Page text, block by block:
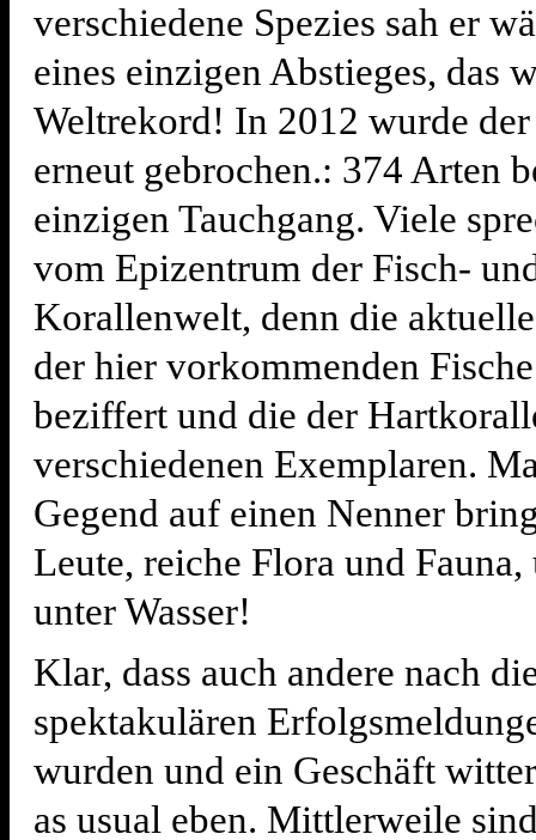
verschiedene Spezies sah er
eines einzigen Abstieges, das
Weltrekord! In 2012 wurde
erneut gebrochen.: 374 Arten
einzigen Tauchgang. Viele
vom Epizentrum der Fisch-
Korallenwelt, denn die
der hier vorkommenden
beziffert und die der
verschiedenen Exemplaren.
Gegend auf einen Nenner
Leute, reiche Flora und Fauna,
unter Wasser!
Klar, dass auch andere nach
spektakulären
wurden und ein Geschäft
as usual eben. Mittlerweile